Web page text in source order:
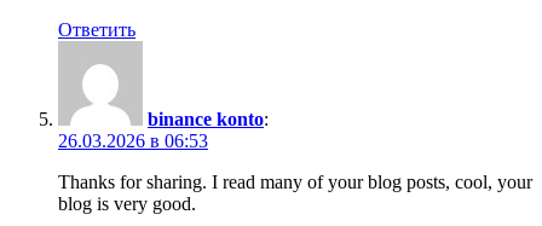
Ответить
binance konto:
26.03.2026 в 06:53
Thanks for sharing. I read many of your blog posts, cool, your
blog is very good.